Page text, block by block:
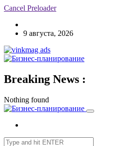
Cancel Preloader
9 августа, 2026
Breaking News :
Nothing found